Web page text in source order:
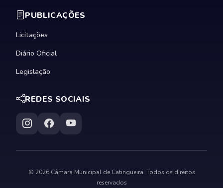
PUBLICAÇÕES
Licitações
Diário Oficial
Legislação
REDES SOCIAIS
© 2026 Câmara Municipal de Catingueira. Todos os direitos
reservados